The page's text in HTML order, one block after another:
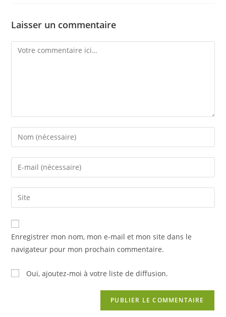
Laisser un commentaire
Comment
Enter
your
name
comment
Enter
your
email
address
comment
Saisir
l’URL
de
votre
(facultatif)
Enregistrer mon nom, mon e-mail et mon site dans le
navigateur pour mon prochain commentaire.
Oui, ajoutez-moi à votre liste de diffusion.